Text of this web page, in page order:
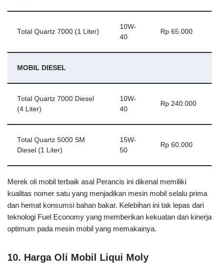
Total Quartz 7000 (1 Liter)
10W-
40
Rp 65.000
MOBIL DIESEL
Total Quartz 7000 Diesel
(4 Liter)
10W-
40
Rp 240.000
Total Quartz 5000 SM
Diesel (1 Liter)
15W-
50
Rp 60.000
Merek oli mobil terbaik asal Perancis ini dikenal memiliki
kualitas nomer satu yang menjadikan mesin mobil selalu prima
dan hemat konsumsi bahan bakar. Kelebihan ini tak lepas dari
teknologi Fuel Economy yang memberikan kekuatan dan kinerja
optimum pada mesin mobil yang memakainya.
10. Harga Oli Mobil Liqui Moly